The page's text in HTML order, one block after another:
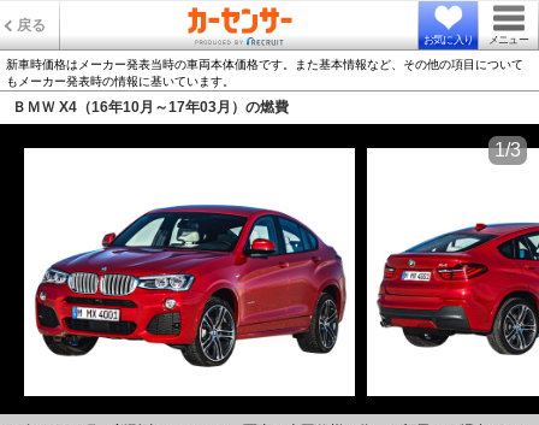
戻る
お気に入り メニュー
新車時価格はメーカー発表当時の車両本体価格です。また基本情報など、その他の項目について
もメーカー発表時の情報に基いています。
ＢＭＷ X4（16年10月～17年03月）の燃費
1/3